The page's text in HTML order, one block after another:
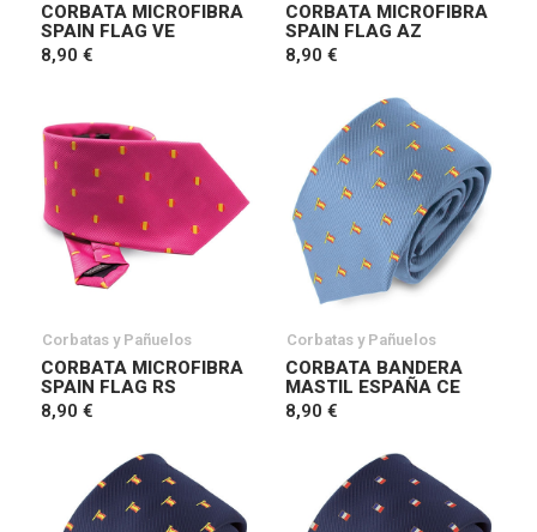
CORBATA MICROFIBRA
SPAIN FLAG VE
8,90 €
CORBATA MICROFIBRA
SPAIN FLAG AZ
8,90 €
Corbatas y Pañuelos
CORBATA MICROFIBRA
SPAIN FLAG RS
8,90 €
Corbatas y Pañuelos
CORBATA BANDERA
MASTIL ESPAÑA CE
8,90 €